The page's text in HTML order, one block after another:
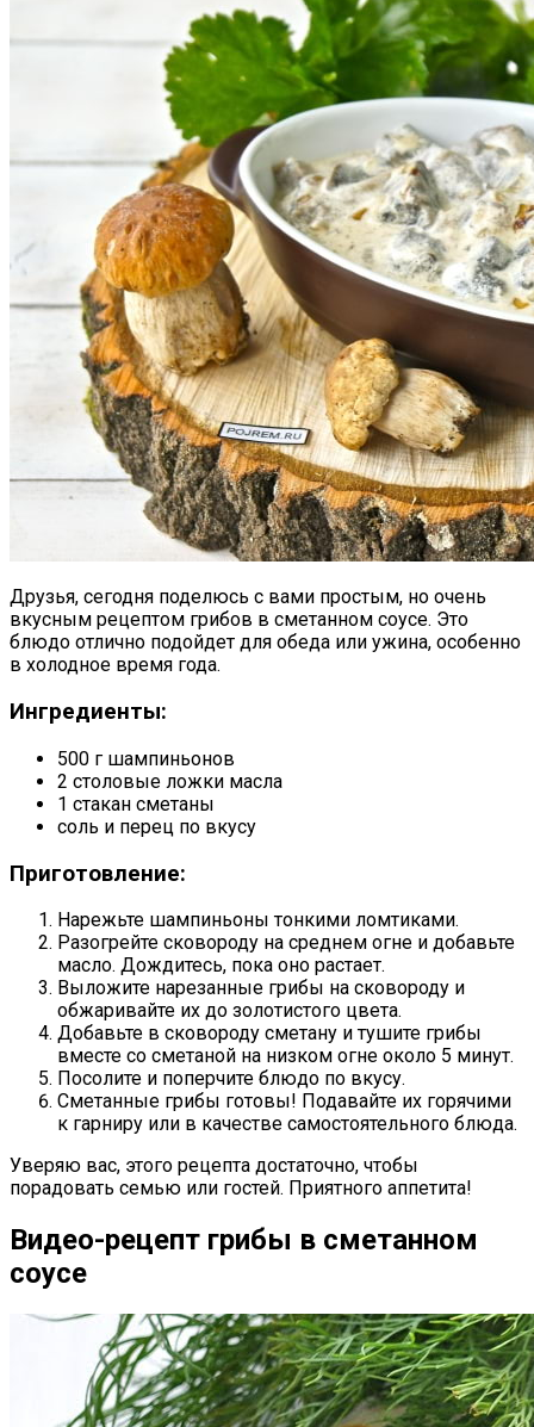
Друзья, сегодня поделюсь с вами простым, но очень
вкусным рецептом грибов в сметанном соусе. Это
блюдо отлично подойдет для обеда или ужина, особенно
в холодное время года.
Ингредиенты:
500 г шампиньонов
2 столовые ложки масла
1 стакан сметаны
соль и перец по вкусу
Приготовление:
Нарежьте шампиньоны тонкими ломтиками.
Разогрейте сковороду на среднем огне и добавьте
масло. Дождитесь, пока оно растает.
Выложите нарезанные грибы на сковороду и
обжаривайте их до золотистого цвета.
Добавьте в сковороду сметану и тушите грибы
вместе со сметаной на низком огне около 5 минут.
Посолите и поперчите блюдо по вкусу.
Сметанные грибы готовы! Подавайте их горячими
к гарниру или в качестве самостоятельного блюда.
Уверяю вас, этого рецепта достаточно, чтобы
порадовать семью или гостей. Приятного аппетита!
Видео-рецепт грибы в сметанном
соусе